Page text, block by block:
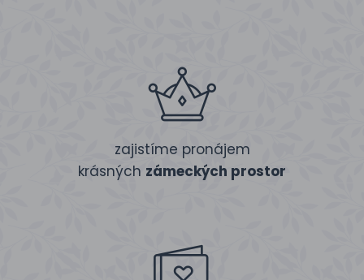
zajistíme pronájem
krásných zámeckých prostor